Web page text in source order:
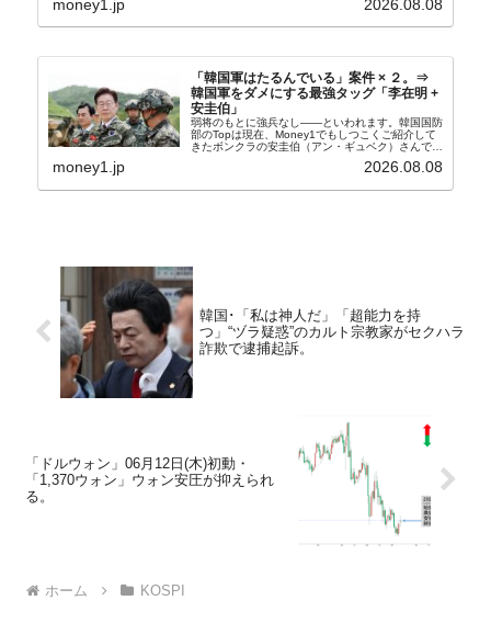
たといわれます（後述）。これは、いわゆる「塩田
money1.jp 2026.08.08
「韓国軍はたるんでいる」案件 × ２。⇒
韓国軍をダメにする最強タッグ「李在明 +
安圭伯」
弱将のもとに強兵なし――といわれます。韓国国防
部のTopは現在、Money1でもしつこくご紹介して
きたボンクラの安圭伯（アン・ギュベク）さんで
さんと「韓国初の文官上がり」の国防部長官安圭伯
money1.jp 2026.08.08
韓国･「私は神人だ」「超能力を持
つ」“ヅラ疑惑”のカルト宗教家がセクハラ
詐欺で逮捕起訴。
「ドルウォン」06月12日(木)初動・
「1,370ウォン」ウォン安圧が抑えられ
る。
ホーム KOSPI